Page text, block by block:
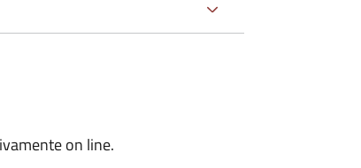
on line.